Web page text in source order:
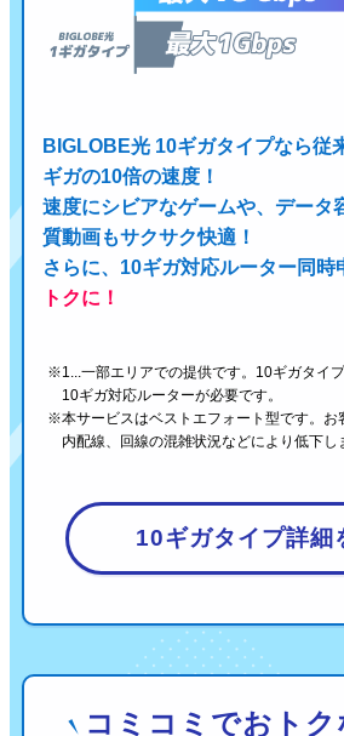
BIGLOBE光 10ギガタイプなら従
ギガの10倍の速度！
速度にシビアなゲームや、データ
質動画もサクサク快適！
さらに、10ギガ対応ルーター同時
トクに！
1...一部エリアでの提供です。10ギガタイ
10ギガ対応ルーターが必要です。
本サービスはベストエフォート型です。
内配線、回線の混雑状況などにより低下し
10ギガタイプ詳細
コミコミでおトク